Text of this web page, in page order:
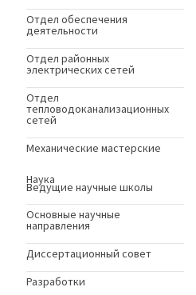
Отдел обеспечения
деятельности
Отдел районных
электрических сетей
Отдел
тепловодоканализационных
сетей
Механические мастерские
Наука
Ведущие научные школы
Основные научные
направления
Диссертационный совет
Разработки